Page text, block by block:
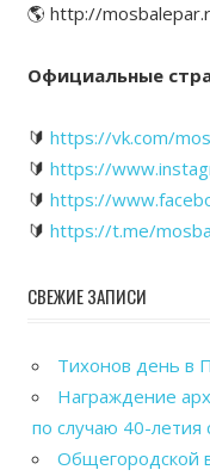
🌎 http://
Официальные
🔰 https://vk.com/
🔰 https://
🔰 https://
🔰 https://t.me/
СВЕЖИЕ ЗАПИСИ
Тихонов день в
Награждение
по случаю 40-
Общегородской